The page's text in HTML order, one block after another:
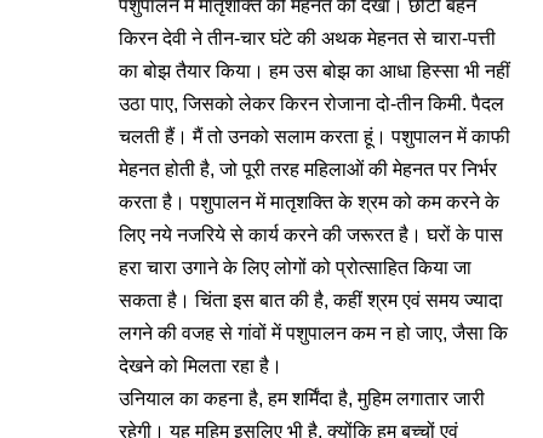
पशुपालन में मातृशक्ति की मेहनत को देखा। छोटी बहन
किरन देवी ने तीन-चार घंटे की अथक मेहनत से चारा-पत्ती
का बोझ तैयार किया। हम उस बोझ का आधा हिस्सा भी नहीं
उठा पाए, जिसको लेकर किरन रोजाना दो-तीन किमी. पैदल
चलती हैं। मैं तो उनको सलाम करता हूं। पशुपालन में काफी
मेहनत होती है, जो पूरी तरह महिलाओं की मेहनत पर निर्भर
करता है। पशुपालन में मातृशक्ति के श्रम को कम करने के
लिए नये नजरिये से कार्य करने की जरूरत है। घरों के पास
हरा चारा उगाने के लिए लोगों को प्रोत्साहित किया जा
सकता है। चिंता इस बात की है, कहीं श्रम एवं समय ज्यादा
लगने की वजह से गांवों में पशुपालन कम न हो जाए, जैसा कि
देखने को मिलता रहा है।
उनियाल का कहना है, हम शर्मिंदा है, मुहिम लगातार जारी
रहेगी। यह मुहिम इसलिए भी है, क्योंकि हम बच्चों एवं